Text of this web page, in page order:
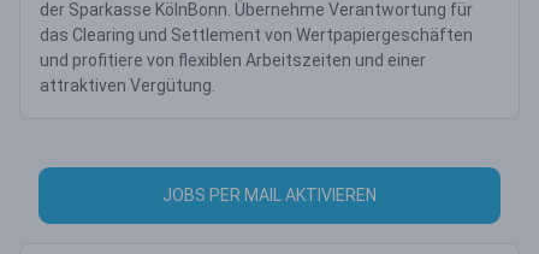
der Sparkasse KölnBonn. Übernehme Verantwortung für
das Clearing und Settlement von Wertpapiergeschäften
und profitiere von flexiblen Arbeitszeiten und einer
attraktiven Vergütung.
JOBS PER MAIL AKTIVIEREN